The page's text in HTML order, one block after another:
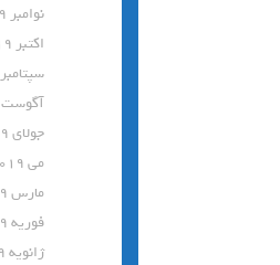
نوامبر 2019
اکتبر 2019
سپتامبر 2019
آگوست 2019
جولای 2019
می 2019
مارس 2019
فوریه 2019
ژانویه 2019